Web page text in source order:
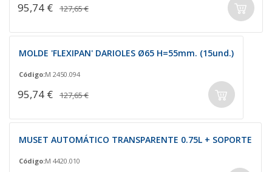
95,74 € 127,65 €
MOLDE 'FLEXIPAN' DARIOLES Ø65 H=55mm. (15und.)
Código:M 2450.094
95,74 € 127,65 €
MUSET AUTOMÁTICO TRANSPARENTE 0.75L + SOPORTE
Código:M 4420.010